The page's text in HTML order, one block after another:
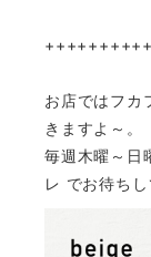
お店ではフカ
きますよ～。
毎週木曜～
レ でお待ちし